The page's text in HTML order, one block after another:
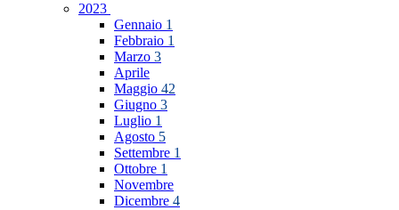
2023
Gennaio 1
Febbraio 1
Marzo 3
Aprile
Maggio 42
Giugno 3
Luglio 1
Agosto 5
Settembre 1
Ottobre 1
Novembre
Dicembre 4